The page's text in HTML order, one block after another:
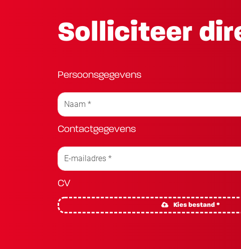
Solliciteer
Persoonsgegevens
Contactgegevens
CV
Kies bestand *